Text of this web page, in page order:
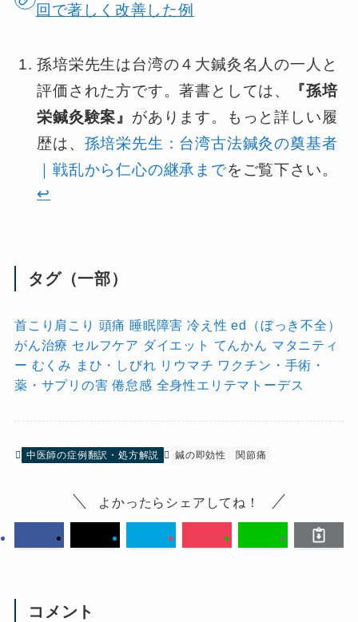
回で著しく改善した例
孫培栄先生は台湾の４大鍼灸名人の一人と
評価された方です。著書としては、
『孫培
栄鍼灸験案』 があります。もっと詳しい履
歴は、 孫培栄先生：台湾古法鍼灸の奠基者
｜戦乱から仁心の継承までをご覧下さい。
↩︎
タグ（一部）
首こり肩こり 頭痛 睡眠障害 冷え性 ed（ぼっき不全）
がん治療 セルフケア ダイエット てんかん マタニティ
ー むくみ まひ・しびれ リウマチ ワクチン・手術・
薬・サプリの害 倦怠感 全身性エリテマトーデス
中医師の症例翻訳・処方解説 鍼の即効性 関節痛
よかったらシェアしてね！
コメント